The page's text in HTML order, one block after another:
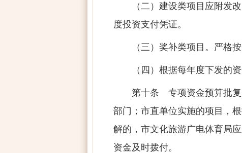
（二）建设类项目应附发
度投资支付凭证。
（三）奖补类项目。严格
（四）根据每年度下发的
第十条 专项资金预算批复
部门；市直单位实施的项目，
解的，市文化旅游广电体育局
资金及时拨付。